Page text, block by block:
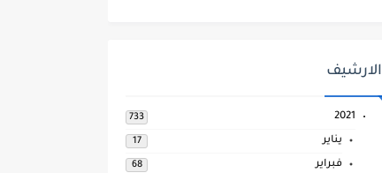
الارشيف
2021
733
يناير 17
فبراير 68